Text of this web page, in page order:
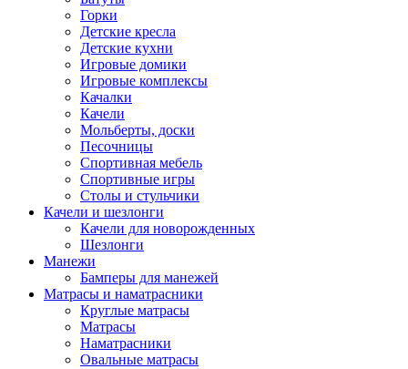
Горки
Детские кресла
Детские кухни
Игровые домики
Игровые комплексы
Качалки
Качели
Мольберты, доски
Песочницы
Спортивная мебель
Спортивные игры
Столы и стульчики
Качели и шезлонги
Качели для новорожденных
Шезлонги
Манежи
Бамперы для манежей
Матрасы и наматрасники
Круглые матрасы
Матрасы
Наматрасники
Овальные матрасы